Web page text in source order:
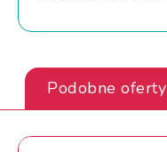
Podobne oferty